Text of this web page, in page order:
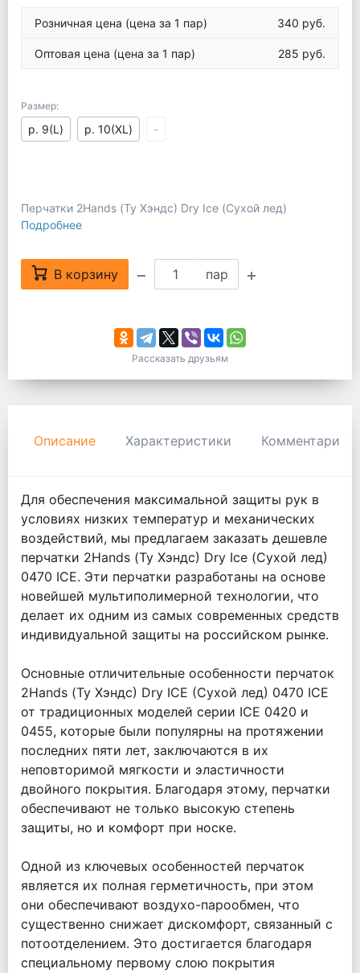
Розничная цена (цена за 1 пар) 340 руб.
Оптовая цена (цена за 1 пар) 285 руб.
Размер:
р. 9(L) р. 10(XL) -
Перчатки 2Hands (Ту Хэндс) Dry Ice (Сухой лед)
Подробнее
В корзину пар
Рассказать друзьям
Описание Характеристики Комментарии
Для обеспечения максимальной защиты рук в
условиях низких температур и механических
воздействий, мы предлагаем заказать дешевле
перчатки 2Hands (Ту Хэндс) Dry Ice (Сухой лед)
0470 ICE. Эти перчатки разработаны на основе
новейшей мультиполимерной технологии, что
делает их одним из самых современных средств
индивидуальной защиты на российском рынке.
Основные отличительные особенности перчаток
2Hands (Ту Хэндс) Dry ICE (Сухой лед) 0470 ICE
от традиционных моделей серии ICE 0420 и
0455, которые были популярны на протяжении
последних пяти лет, заключаются в их
неповторимой мягкости и эластичности
двойного покрытия. Благодаря этому, перчатки
обеспечивают не только высокую степень
защиты, но и комфорт при носке.
Одной из ключевых особенностей перчаток
является их полная герметичность, при этом
они обеспечивают воздухо-парообмен, что
существенно снижает дискомфорт, связанный с
потоотделением. Это достигается благодаря
специальному первому слою покрытия